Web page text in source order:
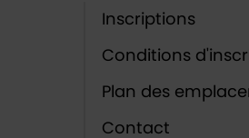
Inscriptions
Conditions
Plan des
Contact